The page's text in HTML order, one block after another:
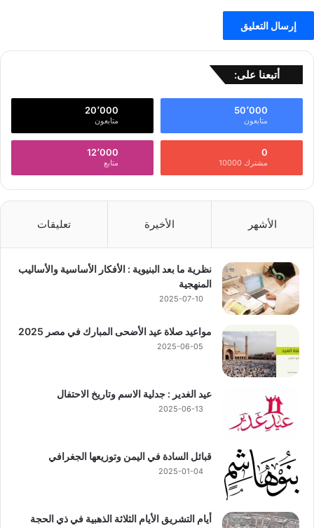
أتبعنا على:
50٬000
متابعون
20٬000
متابعون
0
مشترك 10000
12٬000
متابع
الأشهر الأخيرة تعليقات
نظرية ما بعد البنيوية : الأفكار الأساسية والأساليب
المنهجية
2025-07-10
مواعيد صلاة عيد الأضحى المبارك في مصر 2025
2025-06-05
عيد الغدير : جدلية الاسم وتاريخ الاحتفال
2025-06-13
قبائل السادة في اليمن وتوزيعها الجغرافي
2025-01-04
أيام التشريق الأيام الثلاثة الذهبية في ذي الحجة